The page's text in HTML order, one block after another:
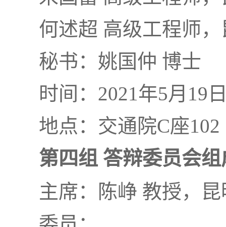
何述超 高级工程师
秘书：姚国仲 博士
时间：2021年5月19
地点：交通院C座102
第四组 答辩委员会组
主席：陈峥 教授，